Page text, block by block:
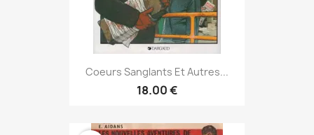
Coeurs Sanglants Et Autres...
18.00 €